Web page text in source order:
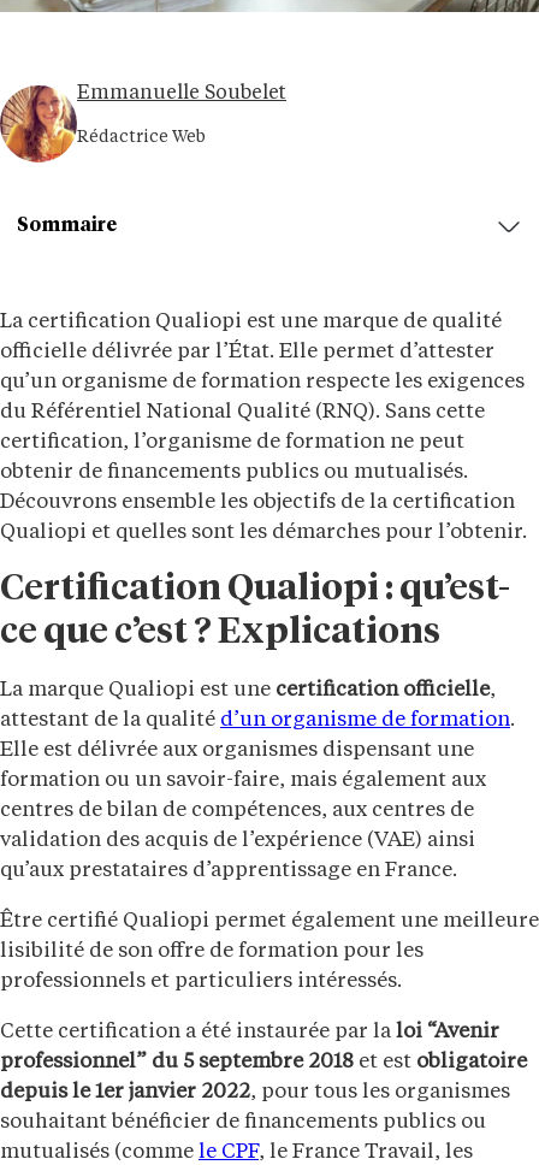
Emmanuelle Soubelet
Rédactrice Web
La certification Qualiopi est une marque de qualité
officielle délivrée par l’État. Elle permet d’attester
qu’un organisme de formation respecte les exigences
du Référentiel National Qualité (RNQ). Sans cette
certification, l’organisme de formation ne peut
obtenir de financements publics ou mutualisés.
Découvrons ensemble les objectifs de la certification
Qualiopi et quelles sont les démarches pour l’obtenir.
Certification Qualiopi : qu’est-
ce que c’est ? Explications
La marque Qualiopi est une certification officielle,
attestant de la qualité d’un organisme de formation.
Elle est délivrée aux organismes dispensant une
formation ou un savoir-faire, mais également aux
centres de bilan de compétences, aux centres de
validation des acquis de l’expérience (VAE) ainsi
qu’aux prestataires d’apprentissage en France.
Être certifié Qualiopi permet également une meilleure
lisibilité de son offre de formation pour les
professionnels et particuliers intéressés.
Cette certification a été instaurée par la loi “Avenir
professionnel” du 5 septembre 2018 et est obligatoire
depuis le 1er janvier 2022, pour tous les organismes
souhaitant bénéficier de financements publics ou
mutualisés (comme le CPF, le France Travail, les
Sommaire